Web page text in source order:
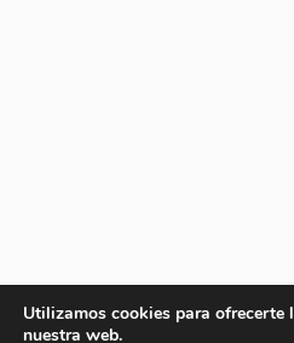
Utilizamos cookies para ofrecerte
nuestra web.